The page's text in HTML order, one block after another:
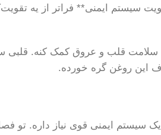
سیستم ایمنی** فراتر از یه
قلب و عروق کمک کنه. قلبی
یک سیستم ایمنی قوی نیاز داره.